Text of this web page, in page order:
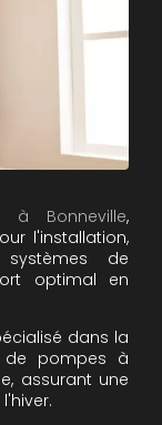
à Bonneville,
l'installation,
de
optimal en
dans la
pompes à
assurant une